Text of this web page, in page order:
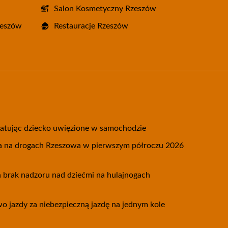
Salon Kosmetyczny Rzeszów
Restauracje Rzeszów
dziecko uwięzione w samochodzie
na drogach Rzeszowa w pierwszym półroczu 2026
nadzoru nad dziećmi na hulajnogach
jazdy za niebezpieczną jazdę na jednym kole